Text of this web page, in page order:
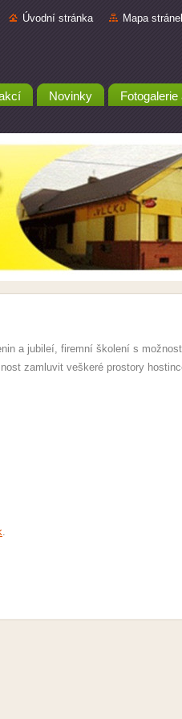
Úvodní stránka Mapa
Novinky Fotogalerie
a jubileí, firemní školení s
zamluvit veškeré prostory